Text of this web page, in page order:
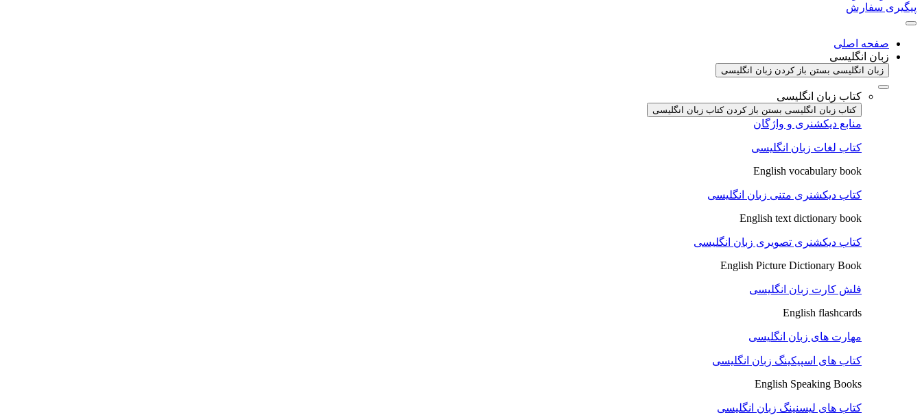
پیگیری سفارش
صفحه اصلی
زبان انگلیسی
زبان انگلیسی بستن باز کردن زبان انگلیسی
کتاب زبان انگلیسی
کتاب زبان انگلیسی بستن باز کردن کتاب زبان انگلیسی
منابع دیکشنری و واژگان
کتاب لغات زبان انگلیسی
English vocabulary book
کتاب دیکشنری متنی زبان انگلیسی
English text dictionary book
کتاب دیکشنری تصویری زبان انگلیسی
English Picture Dictionary Book
فلش کارت زبان انگلیسی
English flashcards
مهارت های زبان انگلیسی
کتاب های اسپیکینگ زبان انگلیسی
English Speaking Books
کتاب های لیسنینگ زبان انگلیسی